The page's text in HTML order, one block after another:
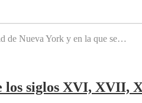
de Nueva York y en la que se…
los siglos XVI, XVII,